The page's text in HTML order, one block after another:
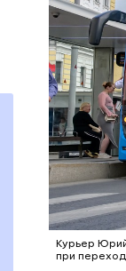
Курьер
при